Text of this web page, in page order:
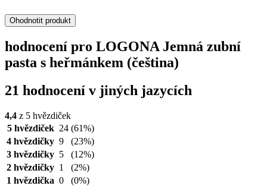
Ohodnotit produkt
hodnocení pro LOGONA Jemná zubní
pasta s heřmánkem (čeština)
21 hodnocení v jiných jazycích
4,4 z 5 hvězdiček
5 hvězdiček 24 (61%)
4 hvězdičky 9
(23%)
3 hvězdičky 5
(12%)
2 hvězdičky 1
(2%)
1 hvězdička 0 (0%)